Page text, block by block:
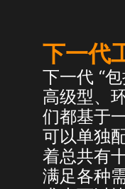
下一代
下一代 “
高级型、
们都基于
可以单独
着总共有
满足各种
Privacy Preference
Essential (1)
Essential cookies enable
proper function of the